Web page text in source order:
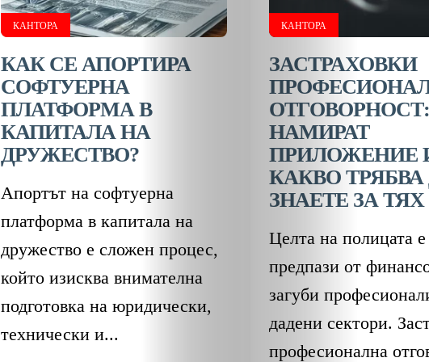
ОНЛАЙН
ПАРИ
ПРОФЕСИИ
ТРАНСПОРТ
КАНТОРА
КАК СЕ АПОРТИРА
СОФТУЕРНА
ПЛАТФОРМА В
КАПИТАЛА НА
ДРУЖЕСТВО?
Апортът на софтуерна
платформа в капитала на
дружество е сложен процес,
който изисква внимателна
подготовка на юридически,
технически и...
КАНТОРА
ЗАСТРАХОВКИ
НАМИРАТ
ПРИЛОЖЕНИЕ
КАКВО ТРЯБВА
ЗНАЕТЕ ЗА ТЯХ
Целта на полицата е
предпази от
загуби
дадени сектори.
професионална